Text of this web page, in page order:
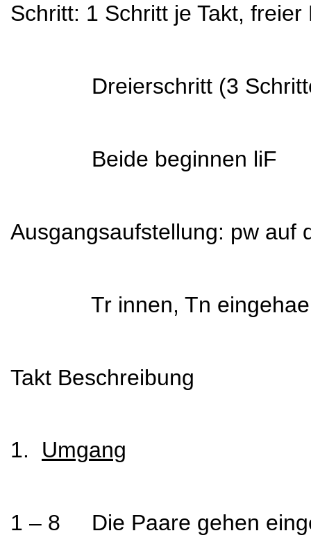
Schritt: 1 Schritt je Takt,
Dreierschritt (3 Schritte
Beide beginnen liF
Ausgangsaufstellung: pw auf
Tr innen, Tn
Takt Beschreibung
1. Umgang
1 – 8 Die Paare gehen